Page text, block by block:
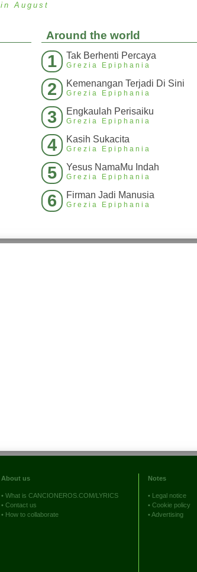
in August
Around the world
1 Tak Berhenti Percaya
Grezia Epiphania
2 Kemenangan Terjadi Di Sini
Grezia Epiphania
3 Engkaulah Perisaiku
Grezia Epiphania
4 Kasih Sukacita
Grezia Epiphania
5 Yesus NamaMu Indah
Grezia Epiphania
6 Firman Jadi Manusia
Grezia Epiphania
About us
• What is CANCIONEROS.COM/LYRICS
• Contact us
• How to collaborate
Notes
• Legal notice
• Cookie policy
•Advertising